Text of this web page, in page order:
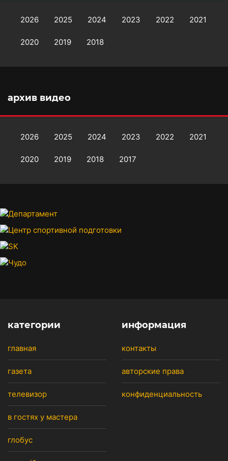
2026 2025 2024 2023 2022 2021
2020 2019 2018
архив видео
2026 2025 2024 2023 2022 2021
2020 2019 2018 2017
категории
главная
газета
телевизор
в гостях у мастера
глобус
информация
контакты
авторские права
конфиденциальность